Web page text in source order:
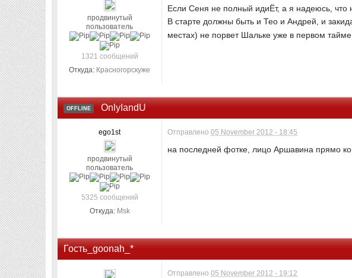
продвинутый
пользователь
1321 сообщений
Откуда: Красногорскуже
Если Сеня не полный идиЁт, а я надеюсь, что
В старте должны быть и Тео и Андрей, и
местах) не порвет Шальке уже в первом
OFFLINE OnlyIandU
ego1st
продвинутый
пользователь
5325 сообщений
Откуда: Msk
Отправлено05 November 2012 - 18:45
на последней фотке, лицо Аршавина прямо
Гость_goonah_*
Отправлено05 November 2012 - 19:12